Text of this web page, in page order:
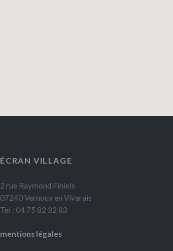
ÉCRAN VILLAGE
2 rue Raymond Finiels
07240 Vernoux en Vivarais
Tel : 04 75 82 32 83
mentions légales